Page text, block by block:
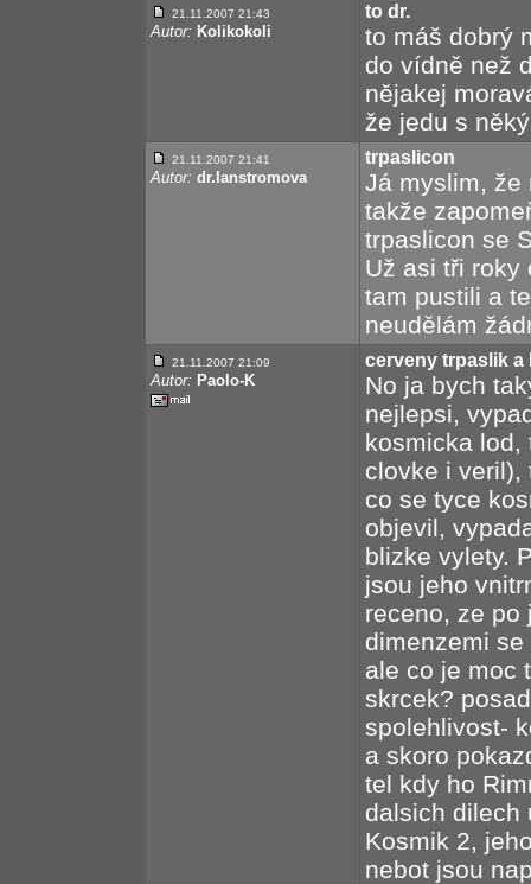
21.11.2007 21:43
Autor: Kolikokoli
to dr.
to máš dobrý
do vídně než
nějakej
že jedu s
21.11.2007 21:41
Autor: dr.lanstromova
trpaslicon
Já myslim, že
takže
trpaslicon se
Už asi tři roky
tam pustili a
neudělám
21.11.2007 21:09
Autor: Paolo-K
cerveny trpaslik a
No ja bych
nejlepsi,
kosmicka lod,
clovke i veril),
co se tyce
objevil,
blizke vylety.
jsou jeho
receno, ze po
dimenzemi
ale co je moc
skrcek?
spolehlivost-
a skoro
tel kdy ho
dalsich dilech
Kosmik 2,
nebot jsou